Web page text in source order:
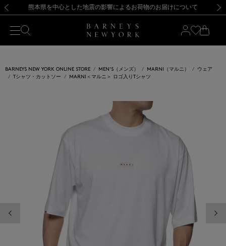
新規登録のお客様も対象！＜MY BARNEYS＞会員のお客様は11,000円（税込）以上のお買上げで常時送料無料！お買い物の際は会員登録を！
【夏季休業に伴う返品・交換承り一時停止のお知らせ】（2026.8.5）
熊本県を中心とした地震の影響によるお荷物のお届けについて
【開催中】SUMMER SALEのご案内・ご注意事項 新規登録のお客様も対象！＜MY BARNEYS＞会員のお客様は11,000円（税込）以上のお買上げで常時送料無料！お買い物の際は会員登録を！
【夏季休業に伴う返品・交換承り一時停止のお知らせ】（2026.8.5）
BARNEYS NEW YORK ONLINE STORE MEN'S（メンズ） MARNI（マルニ）
ウェア
Tシャツ・カットソー
MARNI＜マルニ＞ ロゴ入りTシャツ